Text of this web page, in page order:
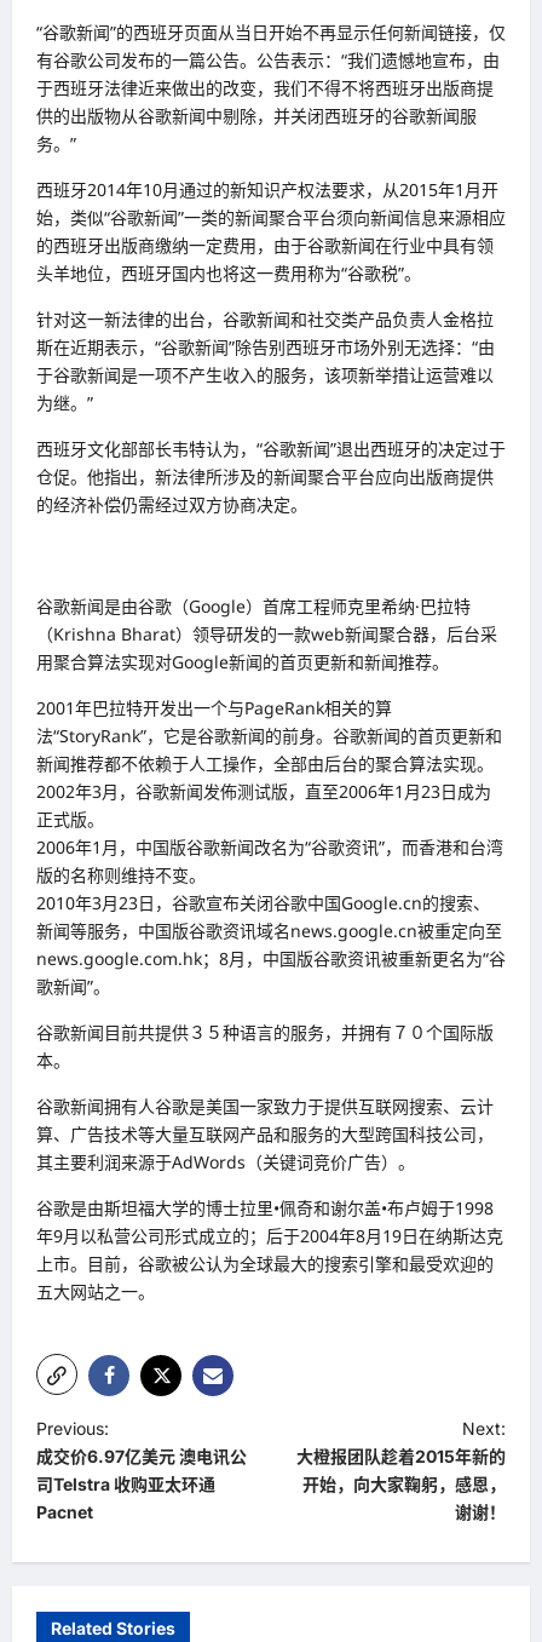
“谷歌新闻”的西班牙页面从当日开始不再显示任何新闻链接，仅
有谷歌公司发布的一篇公告。公告表示：“我们遗憾地宣布，由
于西班牙法律近来做出的改变，我们不得不将西班牙出版商提
供的出版物从谷歌新闻中剔除，并关闭西班牙的谷歌新闻服
务。”
西班牙2014年10月通过的新知识产权法要求，从2015年1月开
始，类似“谷歌新闻”一类的新闻聚合平台须向新闻信息来源相应
的西班牙出版商缴纳一定费用，由于谷歌新闻在行业中具有领
头羊地位，西班牙国内也将这一费用称为“谷歌税”。
针对这一新法律的出台，谷歌新闻和社交类产品负责人金格拉
斯在近期表示，“谷歌新闻”除告别西班牙市场外别无选择：“由
于谷歌新闻是一项不产生收入的服务，该项新举措让运营难以
为继。”
西班牙文化部部长韦特认为，“谷歌新闻”退出西班牙的决定过于
仓促。他指出，新法律所涉及的新闻聚合平台应向出版商提供
的经济补偿仍需经过双方协商决定。
谷歌新闻是由谷歌（Google）首席工程师克里希纳·巴拉特
（Krishna Bharat）领导研发的一款web新闻聚合器，后台采
用聚合算法实现对Google新闻的首页更新和新闻推荐。
2001年巴拉特开发出一个与PageRank相关的算
法“StoryRank”，它是谷歌新闻的前身。谷歌新闻的首页更新和
新闻推荐都不依赖于人工操作，全部由后台的聚合算法实现。
2002年3月，谷歌新闻发佈测试版，直至2006年1月23日成为
正式版。
2006年1月，中国版谷歌新闻改名为“谷歌资讯”，而香港和台湾
版的名称则维持不变。
2010年3月23日，谷歌宣布关闭谷歌中国Google.cn的搜索、
新闻等服务，中国版谷歌资讯域名news.google.cn被重定向至
news.google.com.hk；8月，中国版谷歌资讯被重新更名为“谷
歌新闻”。
谷歌新闻目前共提供３５种语言的服务，并拥有７０个国际版
本。
谷歌新闻拥有人谷歌是美国一家致力于提供互联网搜索、云计
算、广告技术等大量互联网产品和服务的大型跨国科技公司，
其主要利润来源于AdWords（关键词竞价广告）。
谷歌是由斯坦福大学的博士拉里•佩奇和谢尔盖•布卢姆于1998
年9月以私营公司形式成立的；后于2004年8月19日在纳斯达克
上市。目前，谷歌被公认为全球最大的搜索引擎和最受欢迎的
五大网站之一。
P
o
s
a
Previous:
成交价6.97亿美元 澳电讯公
司Telstra 收购亚太环通
Pacnet
Next:
大橙报团队趁着2015年新的
开始，向大家鞠躬，感恩，
谢谢！
Related Stories